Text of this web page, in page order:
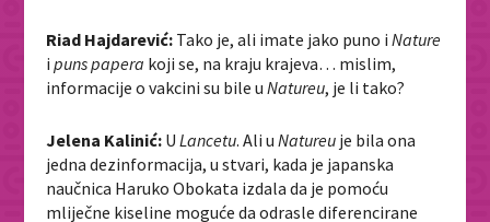
Riad Hajdarević: Tako je, ali imate jako puno iNature
ipuns papera koji se, na kraju krajeva… mislim,
informacije o vakcini su bile uNatureu, je li tako?
Jelena Kalinić: ULancetu. Ali uNatureu je bila ona
jedna dezinformacija, u stvari, kada je japanska
naučnica Haruko Obokata izdala da je pomoću
mliječne kiseline moguće da odrasle diferencirane